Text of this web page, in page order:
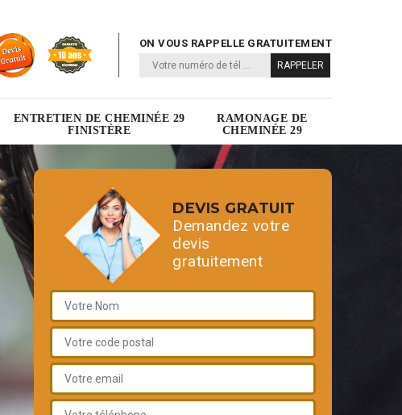
ON VOUS RAPPELLE GRATUITEMENT
ENTRETIEN DE CHEMINÉE 29
FINISTÈRE
RAMONAGE DE
CHEMINÉE 29
DEVIS GRATUIT
Demandez votre
devis
gratuitement